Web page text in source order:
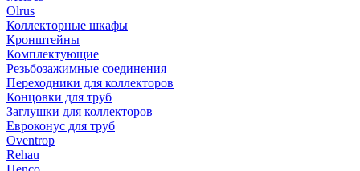
Olrus
Коллекторные шкафы
Кронштейны
Комплектующие
Резьбозажимные соединения
Переходники для коллекторов
Концовки для труб
Заглушки для коллекторов
Евроконус для труб
Oventrop
Rehau